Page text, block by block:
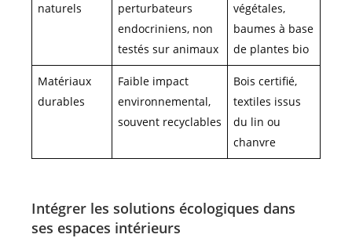
naturels
perturbateurs
endocriniens, non
testés sur animaux
végétales,
baumes à base
de plantes bio
Matériaux
durables
Faible impact
environnemental,
souvent recyclables
Bois certifié,
textiles issus
du lin ou
chanvre
Intégrer les solutions écologiques dans
ses espaces intérieurs